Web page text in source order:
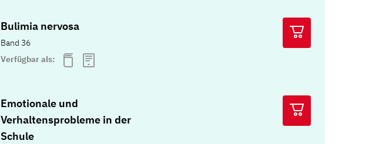
Bulimia nervosa
Band 36
Verfügbar als:
Emotionale und
Verhaltensprobleme in der
Schule